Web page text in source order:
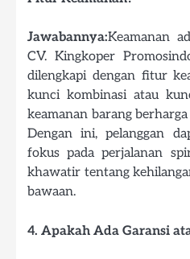
Jawabannya:Keamanan
CV. Kingkoper
dilengkapi dengan fitur
kunci kombinasi atau
keamanan barang
Dengan ini, pelanggan
fokus pada perjalanan
khawatir tentang
bawaan.
4. Apakah Ada Garansi